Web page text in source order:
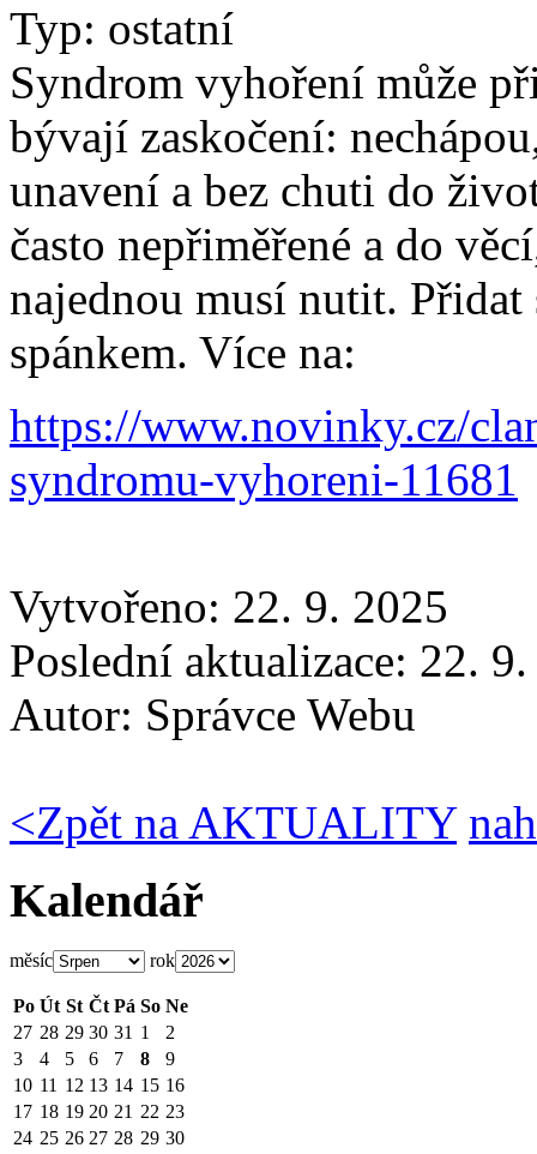
Typ: ostatní
Syndrom vyhoření může
bývají zaskočení:
unavení a bez chuti do
často nepřiměřené a do
najednou musí nutit.
spánkem. Více na:
https://www.novinky.cz/
syndromu-vyhoreni-11681
Vytvořeno: 22. 9. 2025
Poslední aktualizace: 22.
Autor: Správce Webu
<Zpět na AKTUALITY
Kalendář
měsíc rok
Po Út St Čt Pá So Ne
27 28 29 30 31 1
2
3
4 5 6 7 8
9
10 11 12 13 14 15 16
17 18 19 20 21 22 23
24 25 26 27 28 29 30